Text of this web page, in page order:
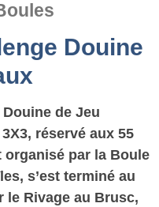
Douine
de Jeu
réservé aux 55
organisé par la Boule
s’est terminé au
le Rivage au Brusc,